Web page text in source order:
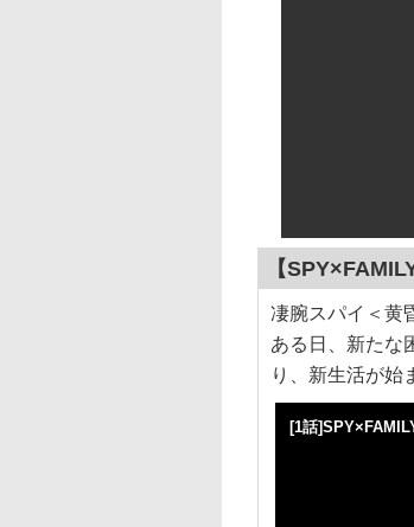
【SPY×FAMILY
凄腕スパイ＜黄
ある日、新た
り、新生活が始